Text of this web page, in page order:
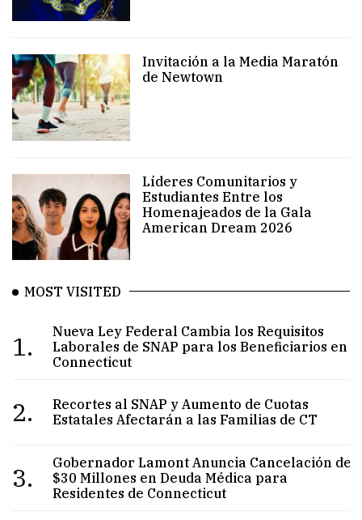
Invitación a la Media Maratón
de Newtown
Líderes Comunitarios y
Estudiantes Entre los
Homenajeados de la Gala
American Dream 2026
MOST VISITED
1.
Nueva Ley Federal Cambia los Requisitos
Laborales de SNAP para los Beneficiarios en
Connecticut
2.
Recortes al SNAP y Aumento de Cuotas
Estatales Afectarán a las Familias de CT
3.
Gobernador Lamont Anuncia Cancelación de
$30 Millones en Deuda Médica para
Residentes de Connecticut